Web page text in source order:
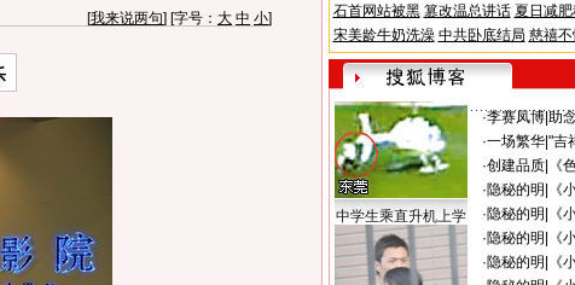
[我来说两句] [字号： 大 中 小]
石首网站被黑 篡改温总讲话 夏日减
宋美龄牛奶洗澡 中共卧底结局 慈禧
中学生乘直升机上学
·李赛凤博| 助
·一场繁华| "吉
·创建品质|
《
·隐秘的明
《
·隐秘的明
《
·隐秘的明
《
·隐秘的明
《